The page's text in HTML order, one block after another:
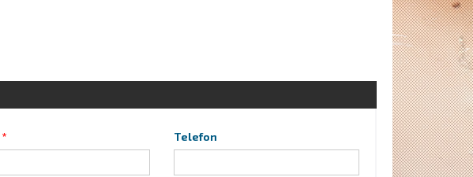
Telefon